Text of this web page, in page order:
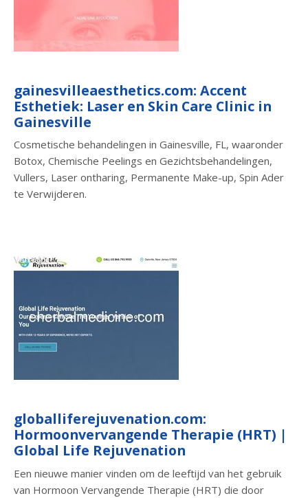
gainesvilleaesthetics.com: Accent
Esthetiek: Laser en Skin Care Clinic in
Gainesville
Cosmetische behandelingen in Gainesville, FL, waaronder
Botox, Chemische Peelings en Gezichtsbehandelingen,
Vullers, Laser ontharing, Permanente Make-up, Spin Ader
te Verwijderen.
globalliferejuvenation.com:
Hormoonvervangende Therapie (HRT) |
Global Life Rejuvenation
Een nieuwe manier vinden om de leeftijd van het gebruik
van Hormoon Vervangende Therapie (HRT) die door